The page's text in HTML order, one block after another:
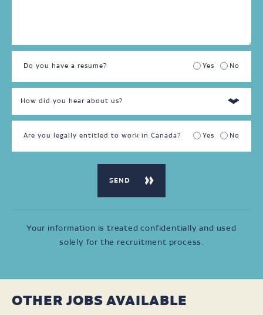
Do you have a resume? Yes No
Are you legally entitled to work in Canada? Yes No
Your information is treated confidentially and used
solely for the recruitment process.
OTHER JOBS AVAILABLE